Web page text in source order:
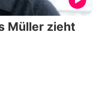
Müller zieht